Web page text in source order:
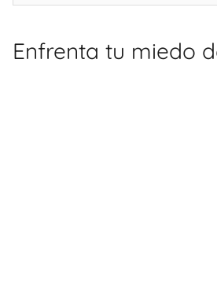
Enfrenta tu miedo